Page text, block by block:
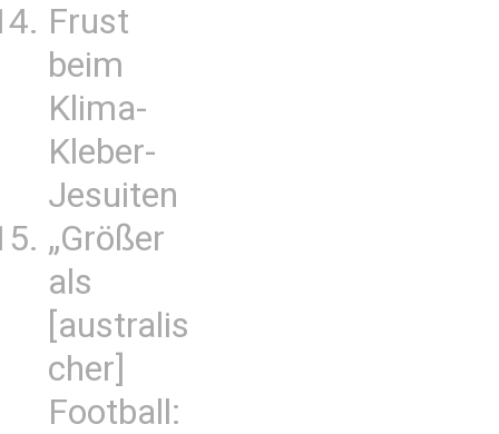
Frust
beim
Klima-
Kleber-
Jesuiten
„Größer
als
[australis
cher]
Football: